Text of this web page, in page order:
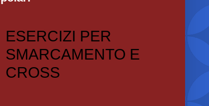
ESERCIZI PER
SMARCAMENTO E
CROSS